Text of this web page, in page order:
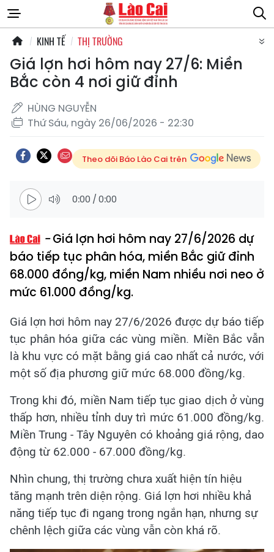
KINH TẾ THỊ TRƯỜNG
Giá lợn hơi hôm nay 27/6: Miền
Bắc còn 4 nơi giữ đỉnh
HÙNG NGUYỄN
Thứ Sáu, ngày 26/06/2026 - 22:30
Theo dõi Báo Lào Cai trên
0:00 /0:00
Giá lợn hơi hôm nay 27/6/2026 dự
báo tiếp tục phân hóa, miền Bắc giữ đỉnh
68.000 đồng/kg, miền Nam nhiều nơi neo ở
mức 61.000 đồng/kg.
Giá lợn hơi hôm nay 27/6/2026 được dự báo tiếp
tục phân hóa giữa các vùng miền. Miền Bắc vẫn
là khu vực có mặt bằng giá cao nhất cả nước, với
một số địa phương giữ mức 68.000 đồng/kg.
Trong khi đó, miền Nam tiếp tục giao dịch ở vùng
thấp hơn, nhiều tỉnh duy trì mức 61.000 đồng/kg.
Miền Trung - Tây Nguyên có khoảng giá rộng, dao
động từ 62.000 - 67.000 đồng/kg.
Nhìn chung, thị trường chưa xuất hiện tín hiệu
tăng mạnh trên diện rộng. Giá lợn hơi nhiều khả
năng tiếp tục đi ngang trong ngắn hạn, nhưng sự
chênh lệch giữa các vùng vẫn còn khá rõ.